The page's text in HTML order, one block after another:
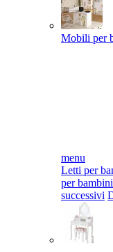
Mobili per
menu
Letti per
per bambini
successivi